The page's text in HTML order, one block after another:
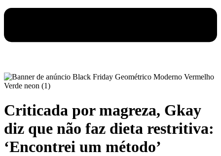
Criticada por magreza, Gkay
diz que não faz dieta restritiva:
‘Encontrei um método’